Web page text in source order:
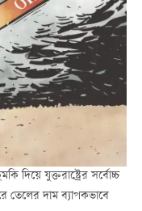
দিয়ে যুক্তরাষ্ট্রের সর্বোচ্চ
তেলের দাম ব্যাপকভাবে